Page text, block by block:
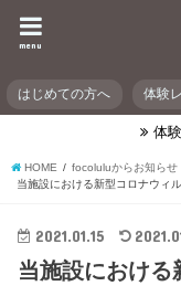
menu
はじめての方へ 体験
体
HOME
focoluluからお知らせ
当施設における新型コロナウィ
2021.01.15
当施設におけ